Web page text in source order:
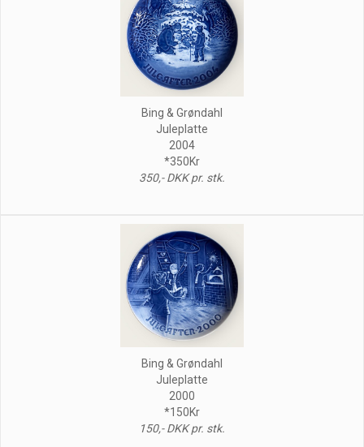
Bing & Grøndahl
Juleplatte
2004
*350Kr
350,- DKK pr. stk.
Bing & Grøndahl
Juleplatte
2000
*150Kr
150,- DKK pr. stk.